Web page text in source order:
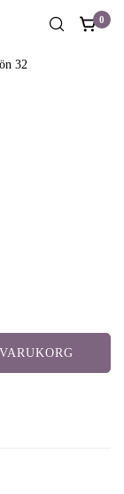
0
32